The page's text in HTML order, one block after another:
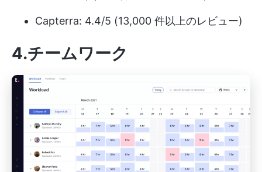
Capterra: 4.4/5 (13,000 件以上のレビュー)
4.チームワーク